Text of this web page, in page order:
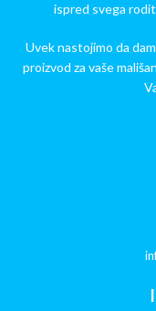
ispred svega
Uvek nastojimo da
proizvod za vaše